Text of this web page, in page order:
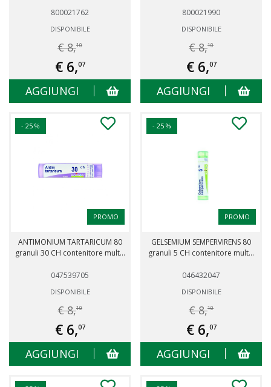
800021762
DISPONIBILE
€ 8,10
€ 6,07
AGGIUNGI
800021990
DISPONIBILE
€ 8,10
€ 6,07
AGGIUNGI
- 25 %
PROMO
ANTIMONIUM TARTARICUM 80
granuli 30 CH contenitore mult...
047539705
DISPONIBILE
€ 8,10
€ 6,07
AGGIUNGI
- 25 %
PROMO
GELSEMIUM SEMPERVIRENS 80
granuli 5 CH contenitore mult...
046432047
DISPONIBILE
€ 8,10
€ 6,07
AGGIUNGI